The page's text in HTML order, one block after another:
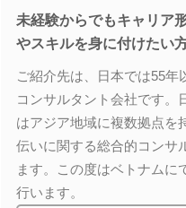
未経験からでもキャリア
やスキルを身に付けたい
ご紹介先は、日本では55
コンサルタント会社です。
はアジア地域に複数拠点を
伝いに関する総合的コンサ
ます。この度はベトナムに
行います。